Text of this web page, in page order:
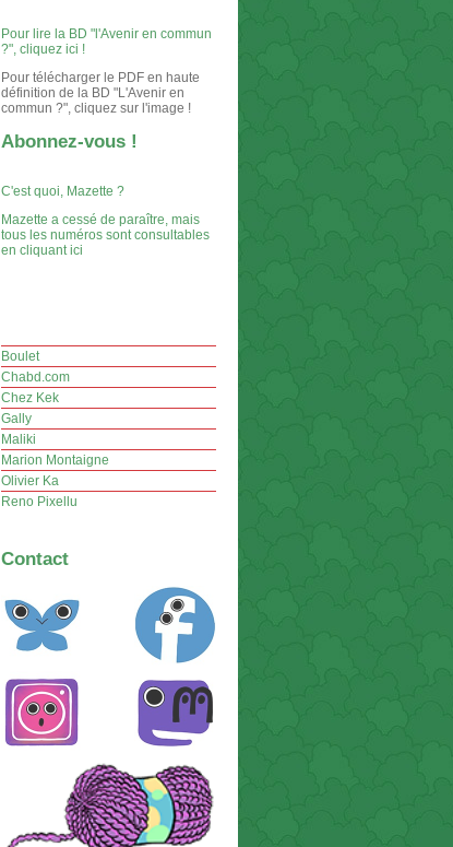
Pour lire la BD "l'Avenir en commun
?", cliquez ici !
Pour télécharger le PDF en haute
définition de la BD "L'Avenir en
commun ?", cliquez sur l'image !
Abonnez-vous !
C'est quoi, Mazette ?
Mazette a cessé de paraître, mais
tous les numéros sont consultables
en cliquant ici
Boulet
Chabd.com
Chez Kek
Gally
Maliki
Marion Montaigne
Olivier Ka
Reno Pixellu
Contact